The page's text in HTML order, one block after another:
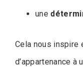
une
Cela nous inspire
d’appartenance à